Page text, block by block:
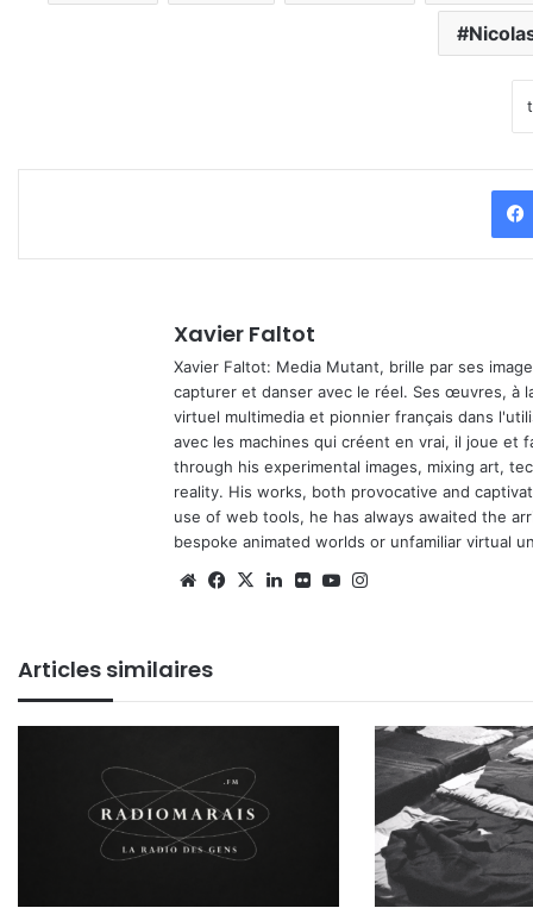
Xavier Faltot
Xavier Faltot: Media Mutant, brille par ses
capturer et danser avec le réel. Ses œuvres, à
virtuel multimedia et pionnier français dans
avec les machines qui créent en vrai, il joue et
through his experimental images, mixing art,
reality. His works, both provocative and
use of web tools, he has always awaited the
bespoke animated worlds or unfamiliar virtual
We Fa
X
Lin Fli Yo
Articles similaires